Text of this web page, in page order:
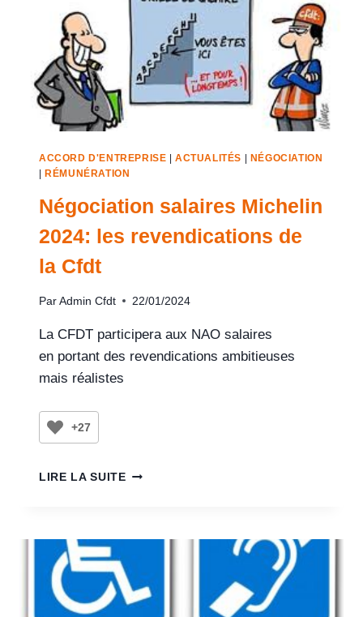
ACCORD D'ENTREPRISE |ACTUALITÉS
NÉGOCIATION
RÉMUNÉRATION
Négociation salaires Michelin
2024: les revendications de
la Cfdt
Par Admin Cfdt 22/01/2024
La CFDT participera aux NAO salaires
en portant des revendications ambitieuses
mais réalistes
+27
LIRE LA SUITE